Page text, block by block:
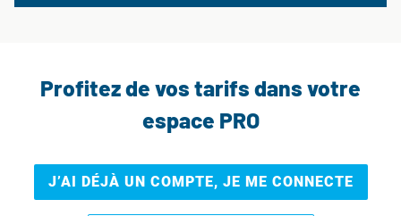
Profitez de vos tarifs dans votre
espace PRO
J’AI DÉJÀ UN COMPTE, JE ME CONNECTE